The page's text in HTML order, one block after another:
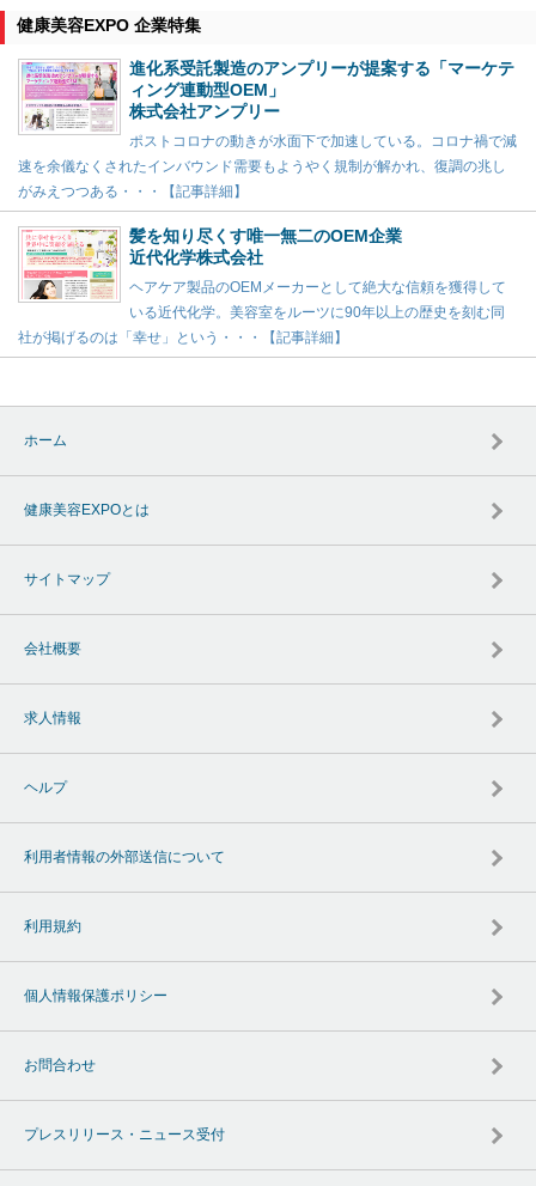
健康美容EXPO 企業特集
進化系受託製造のアンプリーが提案する「マーケテ
ィング連動型OEM」
株式会社アンプリー
ポストコロナの動きが水面下で加速している。コロナ禍で減
速を余儀なくされたインバウンド需要もようやく規制が解かれ、復調の兆し
がみえつつある・・・【記事詳細】
髪を知り尽くす唯一無二のOEM企業
近代化学株式会社
ヘアケア製品のOEMメーカーとして絶大な信頼を獲得して
いる近代化学。美容室をルーツに90年以上の歴史を刻む同
社が掲げるのは「幸せ」という・・・【記事詳細】
ホーム
健康美容EXPOとは
サイトマップ
会社概要
求人情報
ヘルプ
利用者情報の外部送信について
利用規約
個人情報保護ポリシー
お問合わせ
プレスリリース・ニュース受付